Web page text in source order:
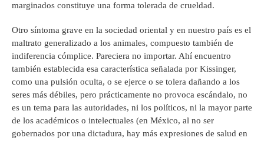
marginados constituye una forma tolerada de crueldad.
Otro síntoma grave en la sociedad oriental y en nuestro país es el
maltrato generalizado a los animales, compuesto también de
indiferencia cómplice. Pareciera no importar. Ahí encuentro
también establecida esa característica señalada por Kissinger,
como una pulsión oculta, o se ejerce o se tolera dañando a los
seres más débiles, pero prácticamente no provoca escándalo, no
es un tema para las autoridades, ni los políticos, ni la mayor parte
de los académicos o intelectuales (en México, al no ser
gobernados por una dictadura, hay más expresiones de salud en